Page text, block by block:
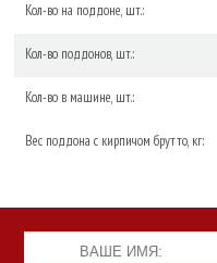
Кол-во на поддоне, шт.:
Кол-во поддонов, шт.:
Кол-во в машине, шт.:
Вес поддона с кирпичом брутто, кг: